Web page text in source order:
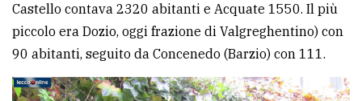
Castello contava 2320 abitanti e Acquate 1550. Il più
piccolo era Dozio, oggi frazione di Valgreghentino) con
90 abitanti, seguito da Concenedo (Barzio) con 111.